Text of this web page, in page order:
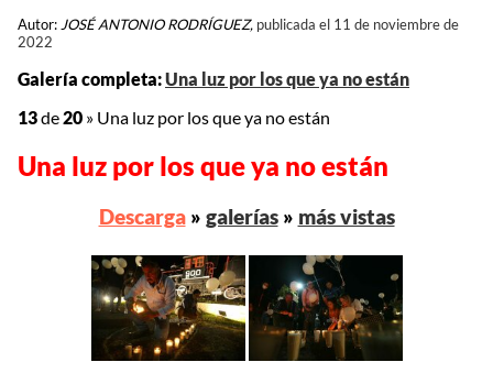
Autor:JOSÉ ANTONIO RODRÍGUEZ, publicada el 11 de noviembre de
2022
Galería completa:Una luz por los que ya no están
13de20 » Una luz por los que ya no están
Una luz por los que ya no están
Descarga» galerías» más vistas